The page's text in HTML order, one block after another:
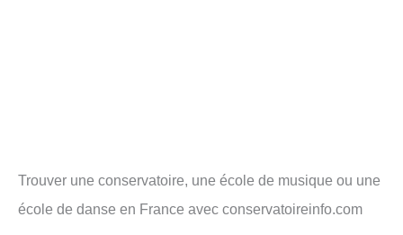
Trouver une conservatoire, une école de musique ou une
école de danse en France avec conservatoireinfo.com